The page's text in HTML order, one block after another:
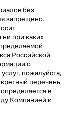
без
запрещено.
при каких
Российской
о
пожалуйста,
перечень
в
Компанией и